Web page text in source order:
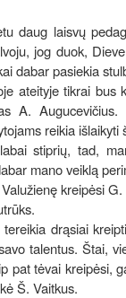
daug laisvų
jog duok,
dabar pasiekia
ateityje tikrai
A.
reikia išlaikyti
stiprių, tad,
mano veiklą
kreipėsi
drąsiai
talentus. Štai,
pat tėvai kreipėsi,
Š. Vaitkus.